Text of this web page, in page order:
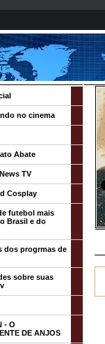
no cinema
Abate
TV
Cosplay
futebol mais
Brasil e do
dos progrmas de
sobre suas
- O
DE ANJOS